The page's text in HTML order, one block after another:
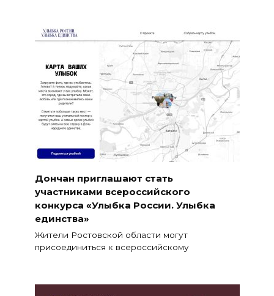
Дончан приглашают стать
участниками всероссийского
конкурса «Улыбка России. Улыбка
единства»
Жители Ростовской области могут
присоединиться к всероссийскому